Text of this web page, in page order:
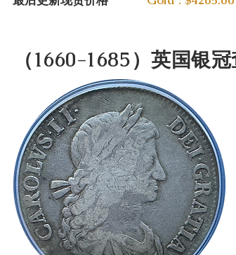
（1660-1685）英国银